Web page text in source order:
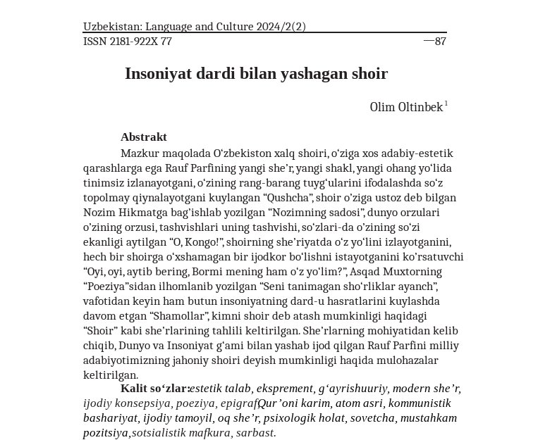
Uzbekistan: Language and Culture 2024/2(2)
ISSN 2181-922X 77 —87
Insoniyat dardi bilan yashagan shoir
Olim Oltinbek 1
Abstrakt
Mazkur maqolada O‘zbekiston xalq shoiri, o‘ziga xos adabiy-estetik
qarashlarga ega Rauf Parfining yangi she’r, yangi shakl, yangi ohang yo‘lida
tinimsiz izlanayotgani, o‘zining rang-barang tuyg‘ularini ifodalashda so‘z
topolmay qiynalayotgani kuylangan “Qushcha”, shoir o’ziga ustoz deb bilgan
Nozim Hikmatga bag’ishlab yozilgan “Nozimning sadosi”, dunyo orzulari
o’zining orzusi, tashvishlari uning tashvishi, so‘zlari-da o’zining so‘zi
ekanligi aytilgan “O, Kongo!”, shoirning she’riyatda o‘z yo‘lini izlayotganini,
hech bir shoirga o‘xshamagan bir ijodkor bo‘lishni istayotganini ko’rsatuvchi
“Oyi, oyi, aytib bering, Bormi mening ham o‘z yo‘lim?”, Asqad Muxtorning
“Poeziya”sidan ilhomlanib yozilgan “Seni tanimagan sho‘rliklar ayanch”,
vafotidan keyin ham butun insoniyatning dard-u hasratlarini kuylashda
davom etgan “Shamollar”, kimni shoir deb atash mumkinligi haqidagi
“Shoir” kabi she’rlarining tahlili keltirilgan. She’rlarning mohiyatidan kelib
chiqib, Dunyo va Insoniyat g‘ami bilan yashab ijod qilgan Rauf Parfini milliy
adabiyotimizning jahoniy shoiri deyish mumkinligi haqida mulohazalar
keltirilgan.
Kalit so‘zlar:estetik talab, eksprement, g‘ayrishuuriy, modern she’r,
ijodiy konsepsiya, poeziya, epigraf,Qur’oni karim, atom asri, kommunistik
bashariyat, ijodiy tamoyil, oq she’r, psixologik holat, sovetcha, mustahkam
pozitsiya, sotsialistik mafkura, sarbast.